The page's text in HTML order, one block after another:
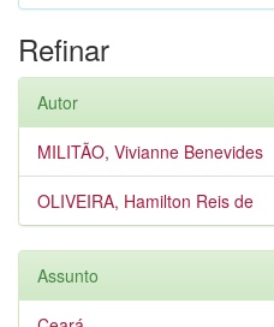
Refinar
Autor
MILITÃO, Vivianne Benevides
OLIVEIRA, Hamilton Reis de
Assunto